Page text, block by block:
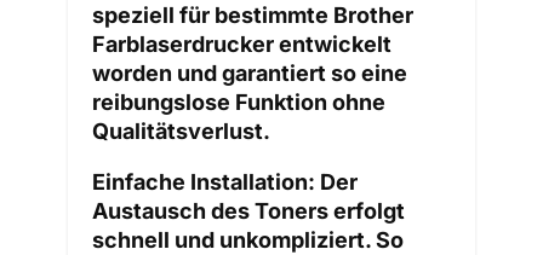
speziell für bestimmte Brother
Farblaserdrucker entwickelt
worden und garantiert so eine
reibungslose Funktion ohne
Qualitätsverlust.
Einfache Installation: Der
Austausch des Toners erfolgt
schnell und unkompliziert. So